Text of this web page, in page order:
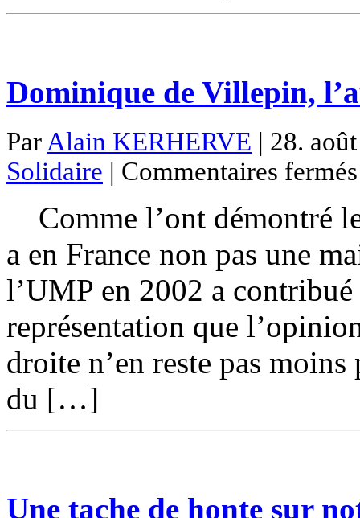
Dominique de Villepin,
Par Alain KERHERVE | 28.
Solidaire | Commentaires fermés
Comme l’ont démontré
a en France non pas une
l’UMP en 2002 a
représentation que
droite n’en reste pas
du […]
Une tache de honte sur